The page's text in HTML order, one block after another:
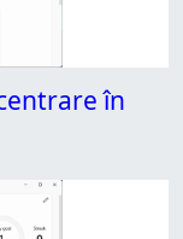
în